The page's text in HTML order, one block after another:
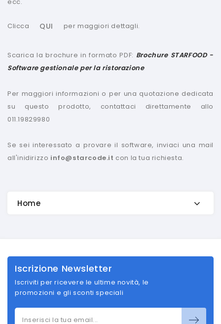
Clicca QUI per maggiori dettagli.
Scarica la brochure in formato PDF: Brochure STARFOOD -
Software gestionale per la ristorazione
Per maggiori informazioni o per una quotazione dedicata
su questo prodotto, contattaci direttamente allo
011.19829980
Se sei interessato a provare il software, inviaci una mail
all'inidirizzo info@starcode.it con la tua richiesta.
Home
Iscrizione Newsletter
Iscriviti per ricevere le ultime novità, le
promozioni e gli sconti speciali